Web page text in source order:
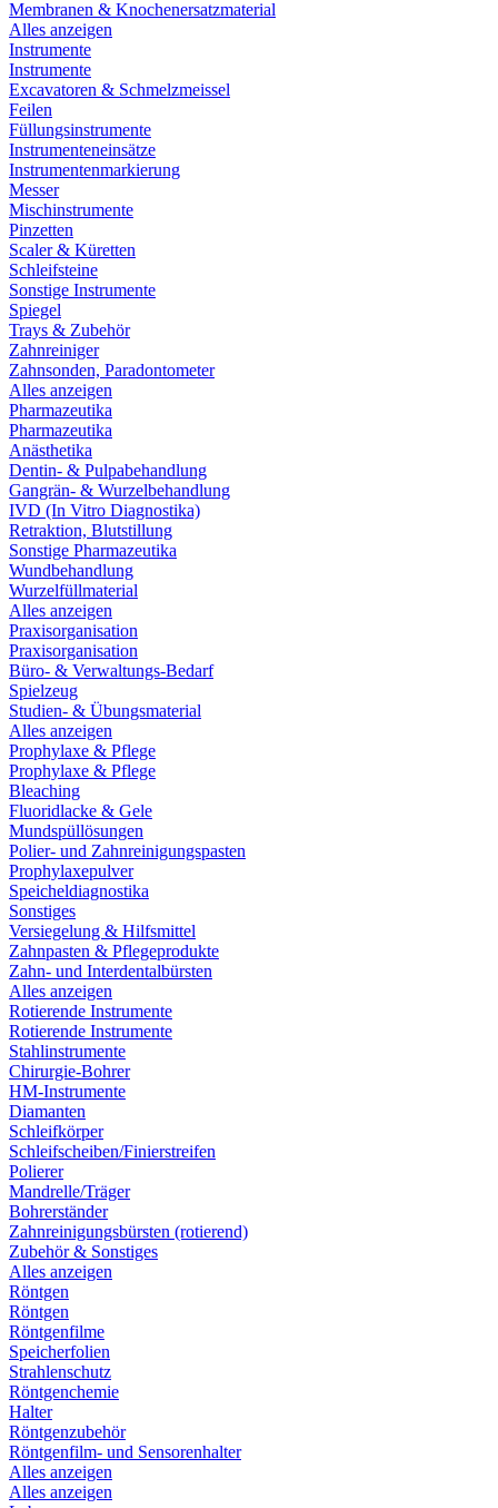
Membranen & Knochenersatzmaterial
Alles anzeigen
Instrumente
Instrumente
Excavatoren & Schmelzmeissel
Feilen
Füllungsinstrumente
Instrumenteneinsätze
Instrumentenmarkierung
Messer
Mischinstrumente
Pinzetten
Scaler & Küretten
Schleifsteine
Sonstige Instrumente
Spiegel
Trays & Zubehör
Zahnreiniger
Zahnsonden, Paradontometer
Alles anzeigen
Pharmazeutika
Pharmazeutika
Anästhetika
Dentin- & Pulpabehandlung
Gangrän- & Wurzelbehandlung
IVD (In Vitro Diagnostika)
Retraktion, Blutstillung
Sonstige Pharmazeutika
Wundbehandlung
Wurzelfüllmaterial
Alles anzeigen
Praxisorganisation
Praxisorganisation
Büro- & Verwaltungs-Bedarf
Spielzeug
Studien- & Übungsmaterial
Alles anzeigen
Prophylaxe & Pflege
Prophylaxe & Pflege
Bleaching
Fluoridlacke & Gele
Mundspüllösungen
Polier- und Zahnreinigungspasten
Prophylaxepulver
Speicheldiagnostika
Sonstiges
Versiegelung & Hilfsmittel
Zahnpasten & Pflegeprodukte
Zahn- und Interdentalbürsten
Alles anzeigen
Rotierende Instrumente
Rotierende Instrumente
Stahlinstrumente
Chirurgie-Bohrer
HM-Instrumente
Diamanten
Schleifkörper
Schleifscheiben/Finierstreifen
Polierer
Mandrelle/Träger
Bohrerständer
Zahnreinigungsbürsten (rotierend)
Zubehör & Sonstiges
Alles anzeigen
Röntgen
Röntgen
Röntgenfilme
Speicherfolien
Strahlenschutz
Röntgenchemie
Halter
Röntgenzubehör
Röntgenfilm- und Sensorenhalter
Alles anzeigen
Alles anzeigen